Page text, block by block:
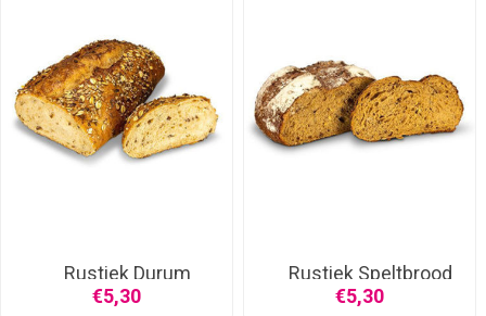
Rustiek Durum
€5,30
Rustiek Speltbrood
€5,30